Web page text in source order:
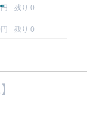
残り 0
残り 0